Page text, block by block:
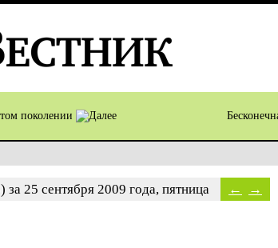
поколении
25 сентября 2009 года, пятница ← →